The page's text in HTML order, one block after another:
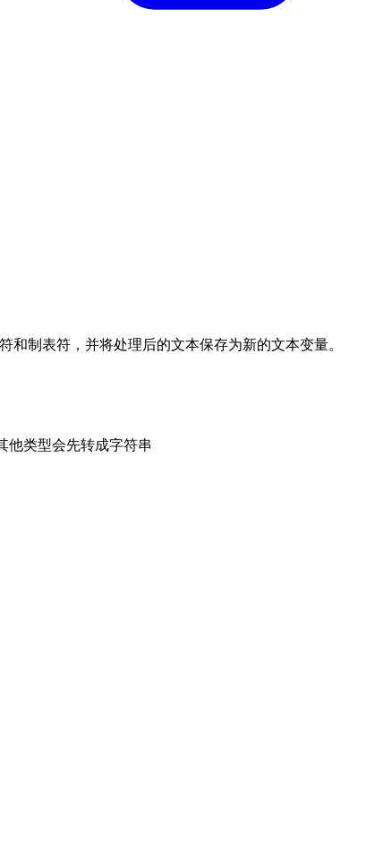
制表符，并将处理后的文本保存为新的文本变量。
他类型会先转成字符串